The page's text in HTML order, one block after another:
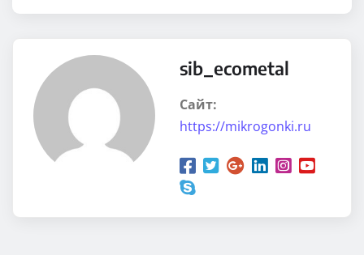
sib_ecometal
Сайт:
https://mikrogonki.ru